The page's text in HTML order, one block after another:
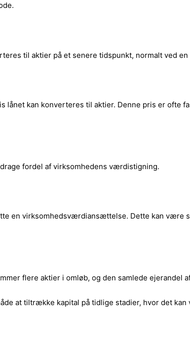
til aktier på et senere tidspunkt, normalt ved
kan konverteres til aktier. Denne pris er ofte
fordel af virksomhedens værdistigning.
en virksomhedsværdiansættelse. Dette kan
flere aktier i omløb, og den samlede ejerandel
at tiltrække kapital på tidlige stadier, hvor det